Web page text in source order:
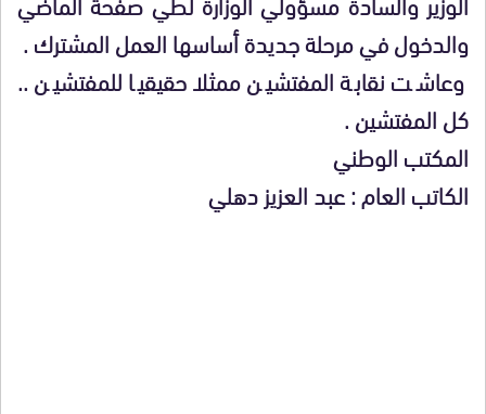
والدخول في مرحلة جديدة أساسها العمل المشترك .
وعاشت نقابة المفتشين ممثلا حقيقيا للمفتشين ..
كل المفتشين .
المكتب الوطني
الكاتب العام : عبد العزيز دهلي